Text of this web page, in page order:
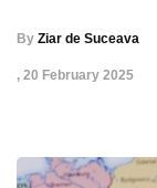
By Ziar de Suceava
, 20 February 2025